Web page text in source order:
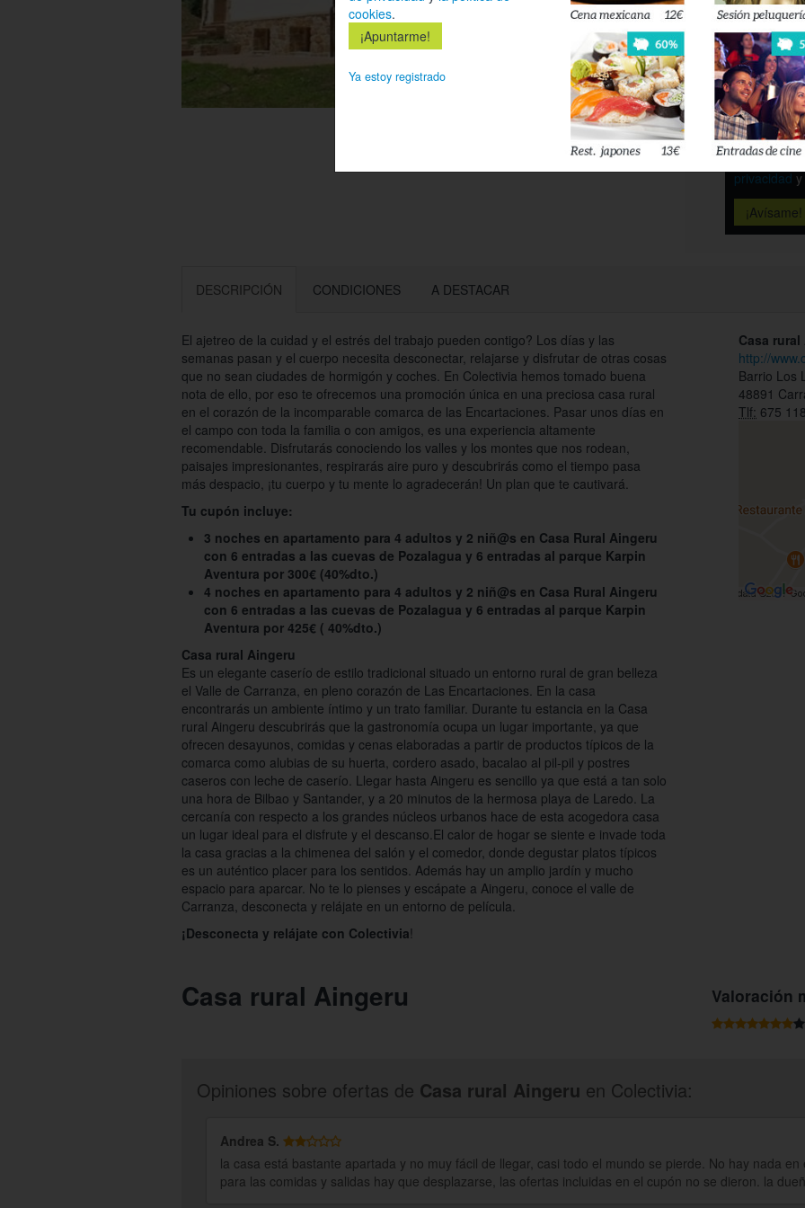
Déjanos tu
esté
Acepto
privacidad y
DESCRIPCIÓN CONDICIONES A DESTACAR
El ajetreo de la cuidad y el estrés del trabajo pueden contigo? Los días y las
semanas pasan y el cuerpo necesita desconectar, relajarse y disfrutar de otras cosas
que no sean ciudades de hormigón y coches. En Colectivia hemos tomado buena
nota de ello, por eso te ofrecemos una promoción única en una preciosa casa rural
en el corazón de la incomparable comarca de las Encartaciones. Pasar unos días en
el campo con toda la familia o con amigos, es una experiencia altamente
recomendable. Disfrutarás conociendo los valles y los montes que nos rodean,
paisajes impresionantes, respirarás aire puro y descubrirás como el tiempo pasa
más despacio, ¡tu cuerpo y tu mente lo agradecerán! Un plan que te cautivará.
Tu cupón incluye:
3 noches en apartamento para 4 adultos y 2 niñ@s en Casa Rural Aingeru
con 6 entradas a las cuevas de Pozalagua y 6 entradas al parque Karpin
Aventura por 300€ (40%dto.)
4 noches en apartamento para 4 adultos y 2 niñ@s en Casa Rural Aingeru
con 6 entradas a las cuevas de Pozalagua y 6 entradas al parque Karpin
Aventura por 425€ ( 40%dto.)
Casa rural Aingeru
Es un elegante caserío de estilo tradicional situado un entorno rural de gran belleza
el Valle de Carranza, en pleno corazón de Las Encartaciones. En la casa
encontrarás un ambiente íntimo y un trato familiar. Durante tu estancia en la Casa
rural Aingeru descubrirás que la gastronomía ocupa un lugar importante, ya que
ofrecen desayunos, comidas y cenas elaboradas a partir de productos típicos de la
comarca como alubias de su huerta, cordero asado, bacalao al pil-pil y postres
caseros con leche de caserío. Llegar hasta Aingeru es sencillo ya que está a tan solo
una hora de Bilbao y Santander, y a 20 minutos de la hermosa playa de Laredo. La
cercanía con respecto a los grandes núcleos urbanos hace de esta acogedora casa
un lugar ideal para el disfrute y el descanso.El calor de hogar se siente e invade toda
la casa gracias a la chimenea del salón y el comedor, donde degustar platos típicos
es un auténtico placer para los sentidos. Además hay un amplio jardín y mucho
espacio para aparcar. No te lo pienses y escápate a Aingeru, conoce el valle de
Carranza, desconecta y relájate en un entorno de película.
¡Desconecta y relájate con Colectivia!
Casa
http://
Barrio Los
48891
Tlf: 675
Casa rural Aingeru Valoración
Opiniones sobre ofertas de Casa rural Aingeru en Colectivia:
Andrea S.
la casa está bastante apartada y no muy fácil de llegar, casi todo el mundo se pierde. No hay nada
para las comidas y salidas hay que desplazarse, las ofertas incluidas en el cupón no se dieron. la
cookies.
Ya estoy registrado